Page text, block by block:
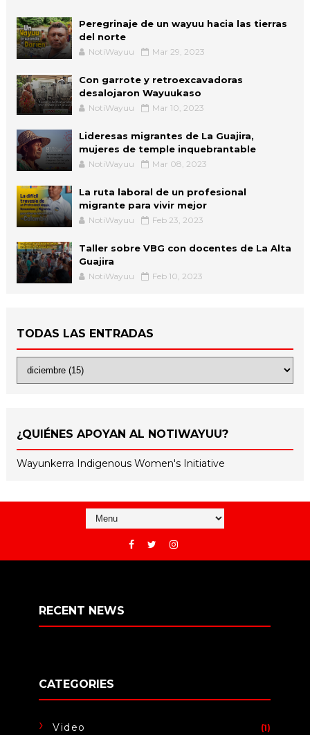
Peregrinaje de un wayuu hacia las tierras
del norte
NotiWayuu Mar 29, 2023
Con garrote y retroexcavadoras
desalojaron Wayuukaso
NotiWayuu Mar 10, 2023
Lideresas migrantes de La Guajira,
mujeres de temple inquebrantable
NotiWayuu Mar 08, 2023
La ruta laboral de un profesional
migrante para vivir mejor
NotiWayuu Feb 23, 2023
Taller sobre VBG con docentes de La Alta
Guajira
NotiWayuu Feb 10, 2023
TODAS LAS ENTRADAS
¿QUIÉNES APOYAN AL NOTIWAYUU?
Wayunkerra Indigenous Women's Initiative
RECENT NEWS
CATEGORIES
Video (1)